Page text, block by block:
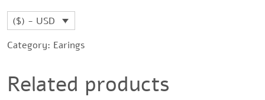
($) - USD
Category: Earings
Related products